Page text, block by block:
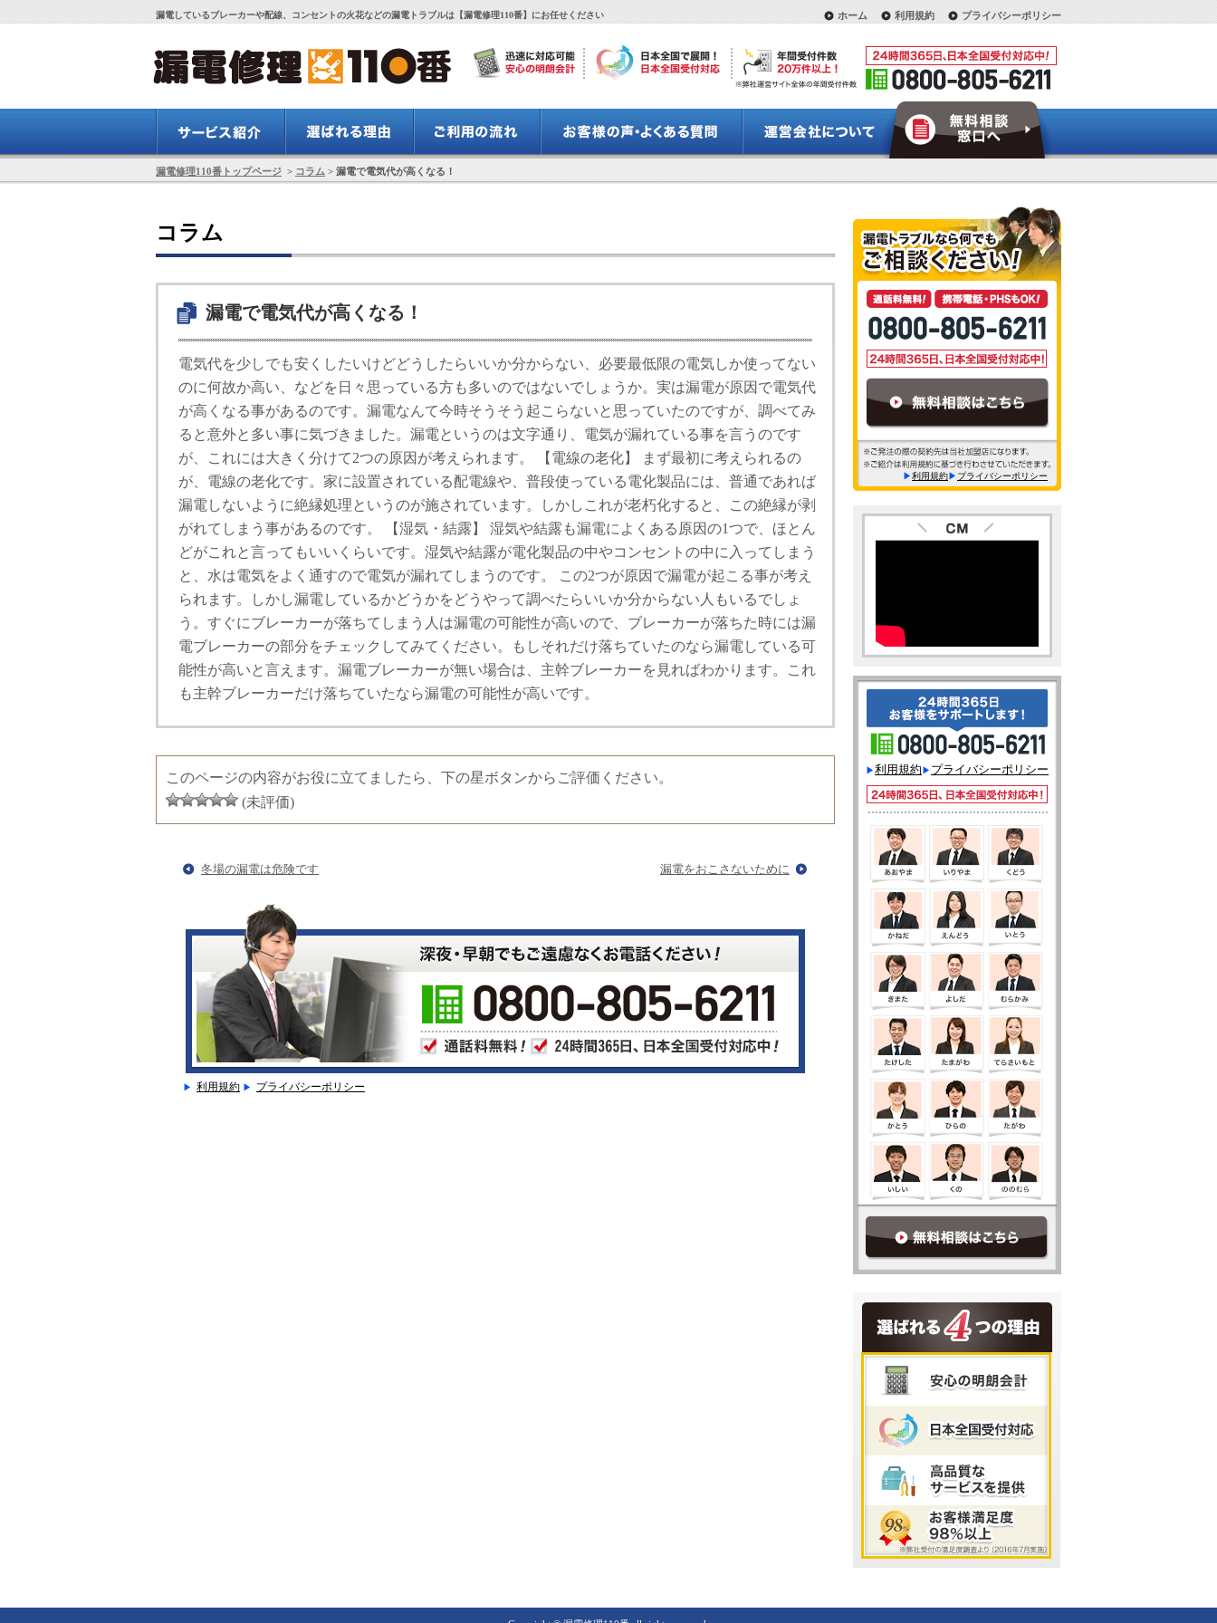
漏電しているブレーカーや配線、コンセントの火花などの漏電トラブルは【漏電修理110番】にお任せください プライバシーポリシー
利用規約
ホーム
漏電修理110番トップページ > コラム > 漏電で電気代が高くなる！
コラム
漏電で電気代が高くなる！
電気代を少しでも安くしたいけどどうしたらいいか分からない、必要最低限の電気しか使ってない
のに何故か高い、などを日々思っている方も多いのではないでしょうか。実は漏電が原因で電気代
が高くなる事があるのです。漏電なんて今時そうそう起こらないと思っていたのですが、調べてみ
ると意外と多い事に気づきました。漏電というのは文字通り、電気が漏れている事を言うのです
が、これには大きく分けて2つの原因が考えられます。 【電線の老化】 まず最初に考えられるの
が、電線の老化です。家に設置されている配電線や、普段使っている電化製品には、普通であれば
漏電しないように絶縁処理というのが施されています。しかしこれが老朽化すると、この絶縁が剥
がれてしまう事があるのです。 【湿気・結露】 湿気や結露も漏電によくある原因の1つで、ほとん
どがこれと言ってもいいくらいです。湿気や結露が電化製品の中やコンセントの中に入ってしまう
と、水は電気をよく通すので電気が漏れてしまうのです。 この2つが原因で漏電が起こる事が考え
られます。しかし漏電しているかどうかをどうやって調べたらいいか分からない人もいるでしょ
う。すぐにブレーカーが落ちてしまう人は漏電の可能性が高いので、ブレーカーが落ちた時には漏
電ブレーカーの部分をチェックしてみてください。もしそれだけ落ちていたのなら漏電している可
能性が高いと言えます。漏電ブレーカーが無い場合は、主幹ブレーカーを見ればわかります。これ
も主幹ブレーカーだけ落ちていたなら漏電の可能性が高いです。
このページの内容がお役に立てましたら、下の星ボタンからご評価ください。
(未評価)
冬場の漏電は危険です 漏電をおこさないために
利用規約 プライバシーポリシー
利用規約 プライバシーポリシー
利用規約 プライバシーポリシー